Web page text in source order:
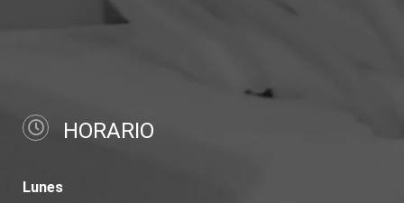
HORARIO
Lunes